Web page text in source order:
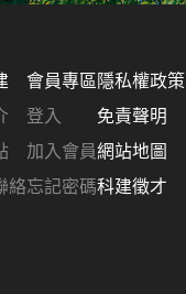
絡
會員專區
登入
加入會員
忘記密碼
隱私權政策
免責聲明
網站地圖
科建徵才